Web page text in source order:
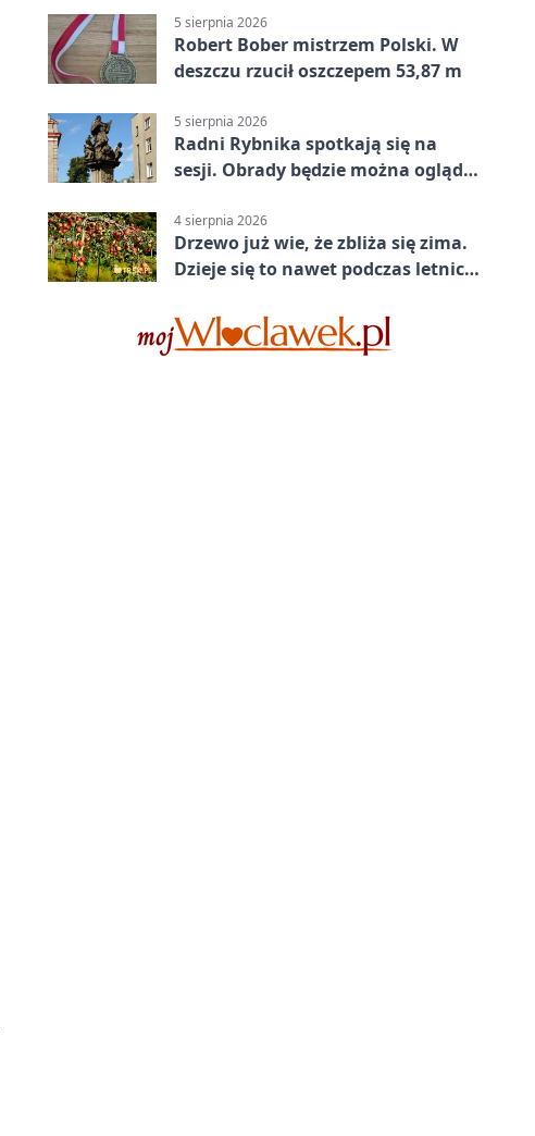
5 sierpnia 2026
Robert Bober mistrzem Polski. W
deszczu rzucił oszczepem 53,87 m
5 sierpnia 2026
Radni Rybnika spotkają się na
sesji. Obrady będzie można oglądać
4 sierpnia 2026
Drzewo już wie, że zbliża się zima.
Dzieje się to nawet podczas letnich